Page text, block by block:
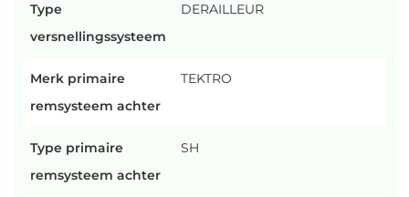
Type
versnellingssysteem
DERAILLEUR
Merk primaire
remsysteem achter
TEKTRO
Type primaire
remsysteem achter
SH